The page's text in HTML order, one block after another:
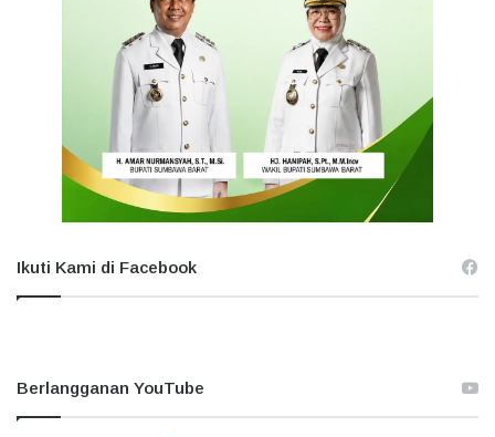
Ikuti Kami di Facebook
Berlangganan YouTube